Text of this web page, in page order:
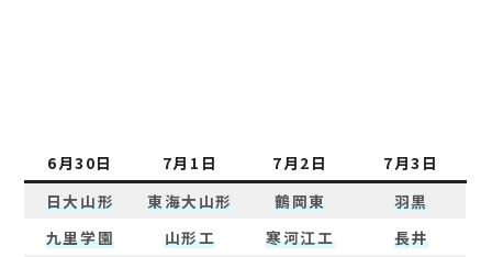
6月30日 7月1日 7月2日
7月3日
日大山形
東海大山形 鶴岡東
羽黒
九里学園
山形工 寒河江工
長井